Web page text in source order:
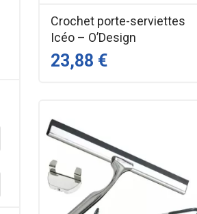
Crochet porte-serviettes
Icéo – O’Design
23,88 €